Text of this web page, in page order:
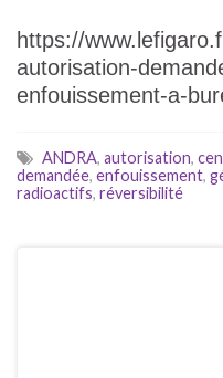
https://
autorisation-
enfouissement-a-
ANDRA, autorisation,
demandée, enfouissement,
radioactifs, réversibilité